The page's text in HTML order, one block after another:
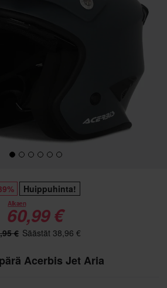
Huippuhinta!
Alkaen
60,99 €
€ Säästät 38,96 €
Acerbis Jet Aria